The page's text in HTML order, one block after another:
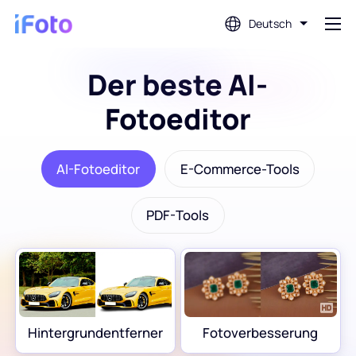
Deutsch
Anmeldung
AI-Fotoeditor
Hintergrundentferner
Profilbild-Ersteller
Passfoto-Ersteller
Der beste AI-
Fotoeditor
AI-Fotoeditor E-Commerce-Tools
PDF-Tools
Hintergrundentferner Fotoverbesserung